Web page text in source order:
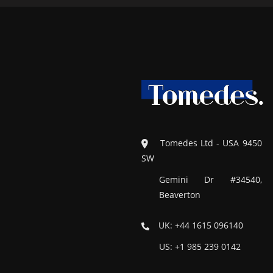
Tomedes Ltd - USA 9450
SW
Gemini Dr #34540,
Beaverton
UK: +44 1615 096140
US: +1 985 239 0142